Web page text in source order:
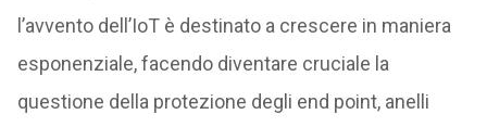
l’avvento dell’IoT è destinato a crescere in maniera
esponenziale, facendo diventare cruciale la
questione della protezione degli end point, anelli